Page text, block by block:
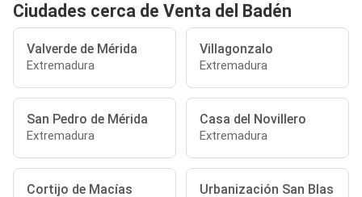
Ciudades cerca de Venta del Badén
Valverde de Mérida
Extremadura
Villagonzalo
Extremadura
San Pedro de Mérida
Extremadura
Casa del Novillero
Extremadura
Cortijo de Macías Urbanización San Blas